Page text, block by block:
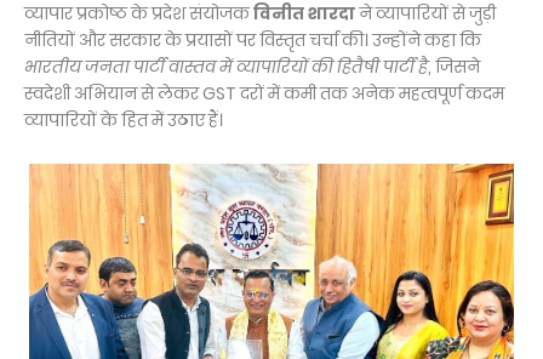
व्यापार प्रकोष्ठ के प्रदेश संयोजकविनीत शारदाने व्यापारियों से जुड़ी
नीतियों और सरकार के प्रयासों पर विस्तृत चर्चा की। उन्होंने कहा कि
भारतीय जनता पार्टी वास्तव में व्यापारियों की हितैषी पार्टी है, जिसने
स्वदेशी अभियान से लेकर GST दरों में कमी तक अनेक महत्वपूर्ण कदम
व्यापारियों के हित में उठाए हैं।